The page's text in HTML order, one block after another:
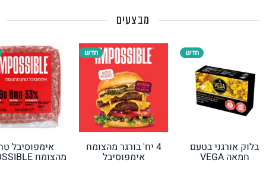
גבינות טבעוניות
מבצעים
חדש
בלוק אורגני בטעם
חמאה VEGA
חדש
4 יח' בורגר מהצומח
אימפוסיבל
אימפוסיבל
מהצומח IMPOSSIBLE